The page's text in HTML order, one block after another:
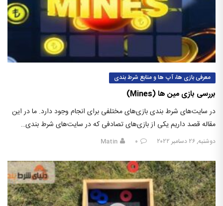
معرفی بازی ها، آپ ها و منابع شرط بندی
بررسی بازی مین ‌ها (Mines)
در سایت‌های شرط بندی بازی‌های مختلفی برای انجام وجود دارد. ما در این
مقاله قصد داریم یکی از بازی‌های تصادفی که در سایت‌های شرط بندی…
دوشنبه, ۲۶ دسامبر ۲۰۲۲ ۰ Matin